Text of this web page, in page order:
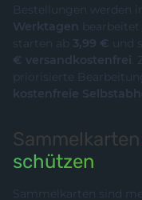
Bestellungen werden
Werktagen
starten ab 3,99 € und
€ versandkostenfrei.
priorisierte
kostenfreie
Sammelkarten
schützen
Sammelkarten sind